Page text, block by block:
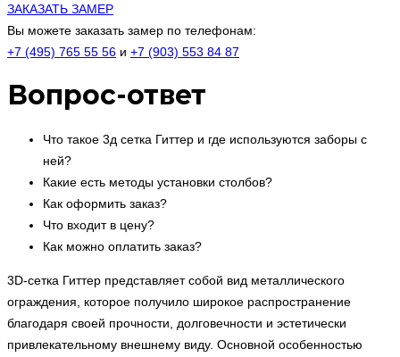
ЗАКАЗАТЬ ЗАМЕР
Вы можете заказать замер по телефонам:
+7 (495) 765 55 56 и +7 (903) 553 84 87
Вопрос-ответ
Что такое 3д сетка Гиттер и где используются заборы с
ней?
Какие есть методы установки столбов?
Как оформить заказ?
Что входит в цену?
Как можно оплатить заказ?
3D-сетка Гиттер представляет собой вид металлического
ограждения, которое получило широкое распространение
благодаря своей прочности, долговечности и эстетически
привлекательному внешнему виду. Основной особенностью